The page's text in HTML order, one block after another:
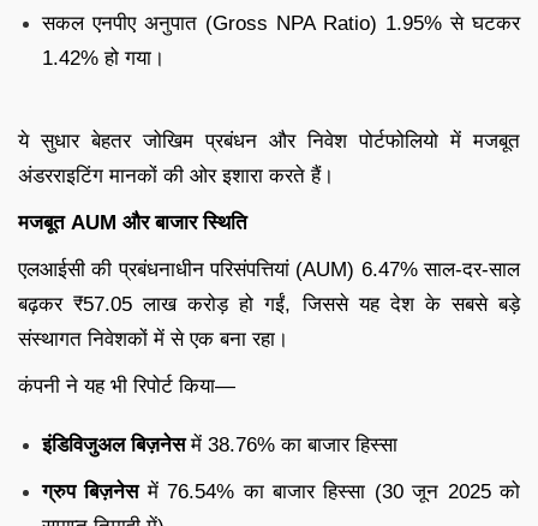
सकल एनपीए अनुपात (Gross NPA Ratio) 1.95% से घटकर
1.42% हो गया।
ये सुधार बेहतर जोखिम प्रबंधन और निवेश पोर्टफोलियो में मजबूत
अंडरराइटिंग मानकों की ओर इशारा करते हैं।
मजबूत AUM और बाजार स्थिति
एलआईसी की प्रबंधनाधीन परिसंपत्तियां (AUM) 6.47% साल-दर-साल
बढ़कर ₹57.05 लाख करोड़ हो गईं, जिससे यह देश के सबसे बड़े
संस्थागत निवेशकों में से एक बना रहा।
कंपनी ने यह भी रिपोर्ट किया—
इंडिविजुअल बिज़नेसमें 38.76% का बाजार हिस्सा
ग्रुप बिज़नेसमें 76.54% का बाजार हिस्सा (30 जून 2025 को